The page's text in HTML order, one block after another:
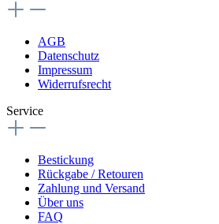
AGB
Datenschutz
Impressum
Widerrufsrecht
Service
Bestickung
Rückgabe / Retouren
Zahlung und Versand
Über uns
FAQ